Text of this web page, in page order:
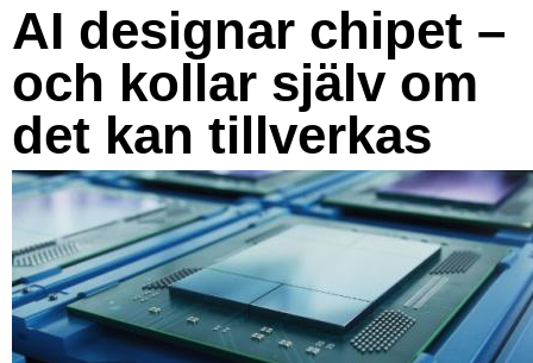
AI designar chipet –
och kollar själv om
det kan tillverkas